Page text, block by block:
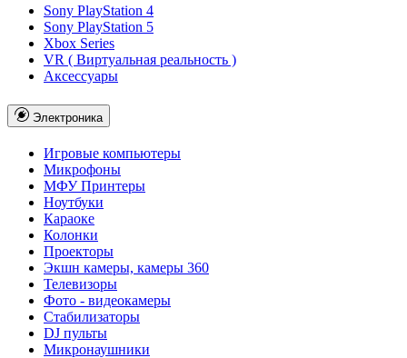
Sony PlayStation 4
Sony PlayStation 5
Xbox Series
VR ( Виртуальная реальность )
Аксессуары
Электроника
Игровые компьютеры
Микрофоны
МФУ Принтеры
Ноутбуки
Караоке
Колонки
Проекторы
Экшн камеры, камеры 360
Телевизоры
Фото - видеокамеры
Стабилизаторы
DJ пульты
Микронаушники